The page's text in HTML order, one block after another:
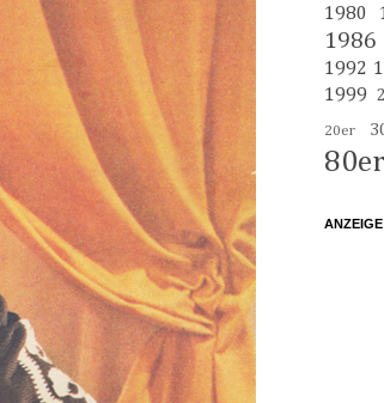
1980
1986
1992
1999
20er
80er
ANZEIGE